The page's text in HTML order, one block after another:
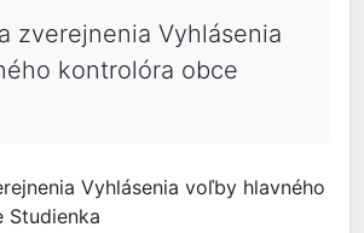
zverejnenia Vyhlásenia
kontrolóra obce
Vyhlásenia voľby hlavného
Studienka